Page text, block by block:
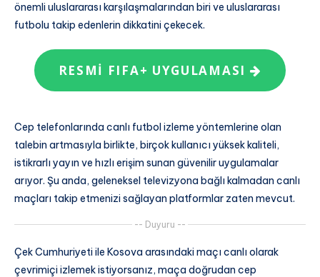
önemli uluslararası karşılaşmalarından biri ve uluslararası
futbolu takip edenlerin dikkatini çekecek.
RESMI FIFA+ UYGULAMASI
Cep telefonlarında canlı futbol izleme yöntemlerine olan
talebin artmasıyla birlikte, birçok kullanıcı yüksek kaliteli,
istikrarlı yayın ve hızlı erişim sunan güvenilir uygulamalar
arıyor. Şu anda, geleneksel televizyona bağlı kalmadan canlı
maçları takip etmenizi sağlayan platformlar zaten mevcut.
-- Duyuru --
Çek Cumhuriyeti ile Kosova arasındaki maçı canlı olarak
çevrimiçi izlemek istiyorsanız, maça doğrudan cep